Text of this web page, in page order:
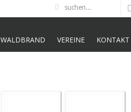
WALDBRAND VEREINE KONTAKT